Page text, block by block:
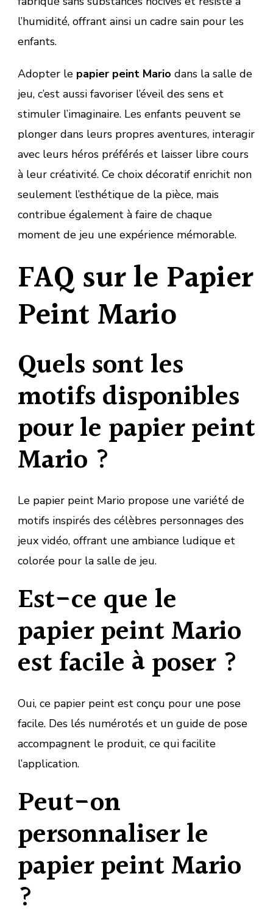
l’humidité, offrant ainsi un cadre sain pour les
enfants.
Adopter le papier peint Mario dans la salle de
jeu, c’est aussi favoriser l’éveil des sens et
stimuler l’imaginaire. Les enfants peuvent se
plonger dans leurs propres aventures, interagir
avec leurs héros préférés et laisser libre cours
à leur créativité. Ce choix décoratif enrichit non
seulement l’esthétique de la pièce, mais
contribue également à faire de chaque
moment de jeu une expérience mémorable.
FAQ sur le Papier
Peint Mario
Quels sont les
motifs disponibles
pour le papier peint
Mario ?
Le papier peint Mario propose une variété de
motifs inspirés des célèbres personnages des
jeux vidéo, offrant une ambiance ludique et
colorée pour la salle de jeu.
Est-ce que le
papier peint Mario
est facile à poser ?
Oui, ce papier peint est conçu pour une pose
facile. Des lés numérotés et un guide de pose
accompagnent le produit, ce qui facilite
l’application.
Peut-on
personnaliser le
papier peint Mario
?